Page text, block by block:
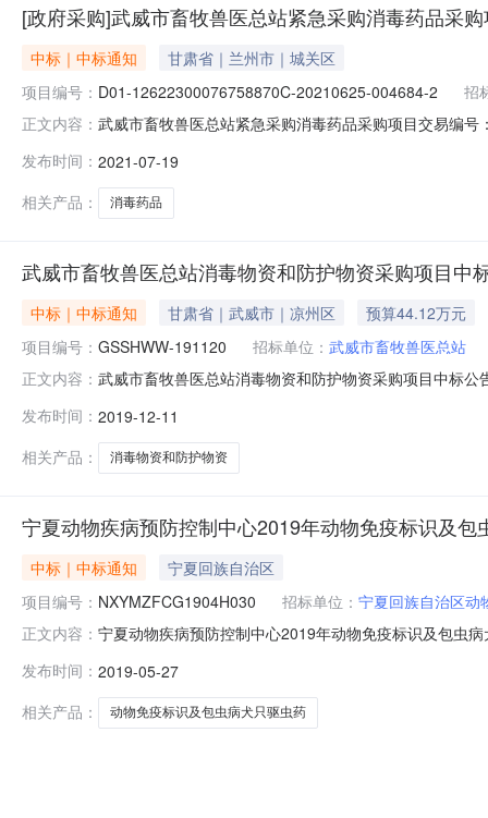
[政府采购]武威市畜牧兽医总站紧急采购消毒药品采
中标｜中标通知
甘肃省｜兰州市｜城关区
项目编号： D01-12622300076758870C-20210625-004684-2
招
正文内容： 武威市畜牧兽医总站紧急采购消毒药品采购项目交易编
标段编号投标金额（万元）1甘肃省兴动保商贸有限公司
发布时间： 2021-07-19
相关产品：
消毒药品
武威市畜牧兽医总站消毒物资和防护物资采购项目中
中标｜中标通知 甘肃省｜武威市｜凉州区
预算44.12万元
项目编号： GSSHWW-191120 招标单位： 武威市畜牧兽医总站
正文内容： 武威市畜牧兽医总站消毒物资和防护物资采购项目中标
霖王德卿,于景文王权,于天明总中标金额￥41.965400万
发布时间： 2019-12-11
相关产品：
消毒物资和防护物资
宁夏动物疾病预防控制中心2019年动物免疫标识及
中标｜中标通知
宁夏回族自治区
项目编号： NXYMZFCG1904H030 招标单位： 宁夏回族自治区动
正文内容： 宁夏动物疾病预防控制中心2019年动物免疫标识及包虫
物疾病预防控制中心行政区域宁夏回族自治区公告时间
￥1
发布时间： 2019-05-27
相关产品：
动物免疫标识及包虫病犬只驱虫药